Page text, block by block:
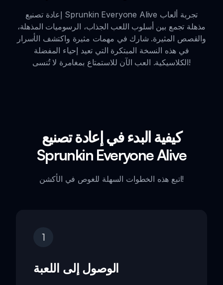
إعادة تصنيع Sprunkin Everyone Alive تجربة ألعاب
مذهلة تجمع بين أسلوب اللعب الجذاب، الرسوميات المذهلة،
والقصص المثيرة. شارك في مهمات مثيرة واكتشف الأسرار
في هذه النسخة المبتكرة التي تعيد إحياء المفضلة
الكلاسيكية. العب الآن للاستمتاع بمغامرة لا تُنسى!
كيفية البدء في إعادة تصنيع
Sprunkin Everyone Alive
اتبع هذه الخطوات السهلة للغوص في الأكشن!
1
الوصول إلى اللعبة